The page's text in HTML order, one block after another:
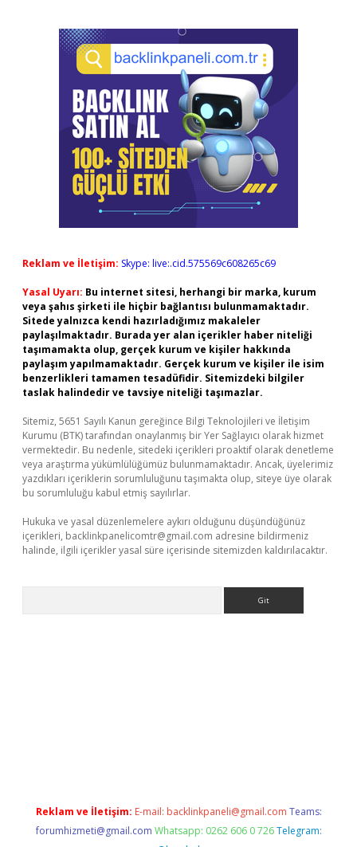
Reklam ve İletişim: Skype: live:.cid.575569c608265c69
Yasal Uyarı: Bu internet sitesi, herhangi bir marka, kurum
veya şahıs şirketi ile hiçbir bağlantısı bulunmamaktadır.
Sitede yalnızca kendi hazırladığımız makaleler
paylaşılmaktadır. Burada yer alan içerikler haber niteliği
taşımamakta olup, gerçek kurum ve kişiler hakkında
paylaşım yapılmamaktadır. Gerçek kurum ve kişiler ile isim
benzerlikleri tamamen tesadüfidir. Sitemizdeki bilgiler
taslak halindedir ve tavsiye niteliği taşımazlar.
Sitemiz, 5651 Sayılı Kanun gereğince Bilgi Teknolojileri ve İletişim
Kurumu (BTK) tarafından onaylanmış bir Yer Sağlayıcı olarak hizmet
vermektedir. Bu nedenle, sitedeki içerikleri proaktif olarak denetleme
veya araştırma yükümlülüğümüz bulunmamaktadır. Ancak, üyelerimiz
yazdıkları içeriklerin sorumluluğunu taşımakta olup, siteye üye olarak
bu sorumluluğu kabul etmiş sayılırlar.
Hukuka ve yasal düzenlemelere aykırı olduğunu düşündüğünüz
içerikleri, backlinkpanelicomtr@gmail.com adresine bildirmeniz
halinde, ilgili içerikler yasal süre içerisinde sitemizden kaldırılacaktır.
Reklam ve İletişim: E-mail: backlinkpaneli@gmail.com Teams:
forumhizmeti@gmail.com Whatsapp: 0262 606 0 726 Telegram: